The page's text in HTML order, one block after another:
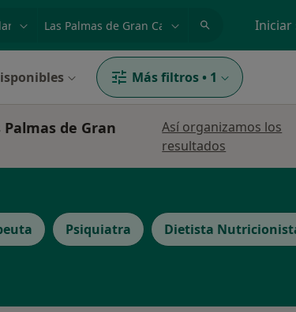
Iniciar
Más filtros • 1
de Gran
Así organizamos los
resultados
Psiquiatra Dietista